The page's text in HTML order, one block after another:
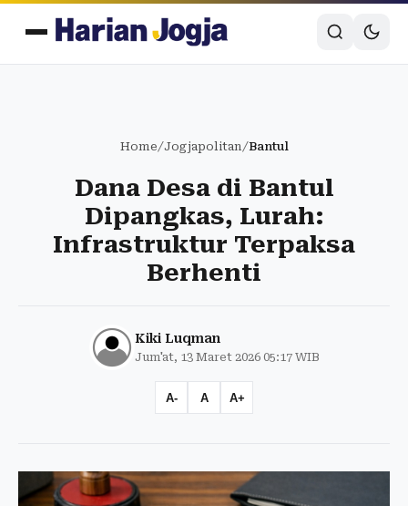
Home/Jogjapolitan/Bantul
Dana Desa di Bantul
Dipangkas, Lurah:
Infrastruktur Terpaksa
Berhenti
Kiki Luqman
Jum'at, 13 Maret 2026 05:17 WIB
A- A A+